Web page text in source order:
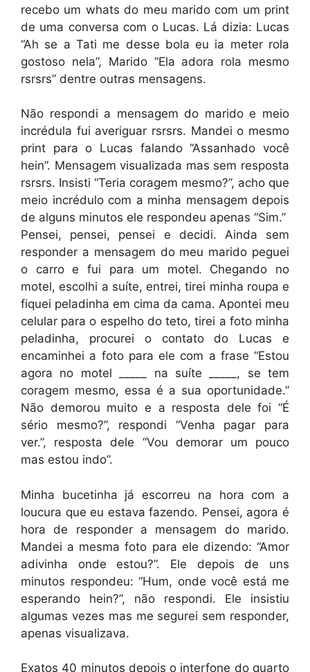
recebo um whats do meu marido com um print
de uma conversa com o Lucas. Lá dizia: Lucas
“Ah se a Tati me desse bola eu ia meter rola
gostoso nela”, Marido “Ela adora rola mesmo
rsrsrs” dentre outras mensagens.
Não respondi a mensagem do marido e meio
incrédula fui averiguar rsrsrs. Mandei o mesmo
print para o Lucas falando “Assanhado você
hein”. Mensagem visualizada mas sem resposta
rsrsrs. Insisti “Teria coragem mesmo?”, acho que
meio incrédulo com a minha mensagem depois
de alguns minutos ele respondeu apenas “Sim.”
Pensei, pensei, pensei e decidi. Ainda sem
responder a mensagem do meu marido peguei
o carro e fui para um motel. Chegando no
motel, escolhi a suíte, entrei, tirei minha roupa e
fiquei peladinha em cima da cama. Apontei meu
celular para o espelho do teto, tirei a foto minha
peladinha, procurei o contato do Lucas e
encaminhei a foto para ele com a frase “Estou
agora no motel _____ na suíte _____, se tem
coragem mesmo, essa é a sua oportunidade.”
Não demorou muito e a resposta dele foi “É
sério mesmo?”, respondi “Venha pagar para
ver.”, resposta dele “Vou demorar um pouco
mas estou indo”.
Minha bucetinha já escorreu na hora com a
loucura que eu estava fazendo. Pensei, agora é
hora de responder a mensagem do marido.
Mandei a mesma foto para ele dizendo: “Amor
adivinha onde estou?”. Ele depois de uns
minutos respondeu: “Hum, onde você está me
esperando hein?”, não respondi. Ele insistiu
algumas vezes mas me segurei sem responder,
apenas visualizava.
Exatos 40 minutos depois o interfone do quarto